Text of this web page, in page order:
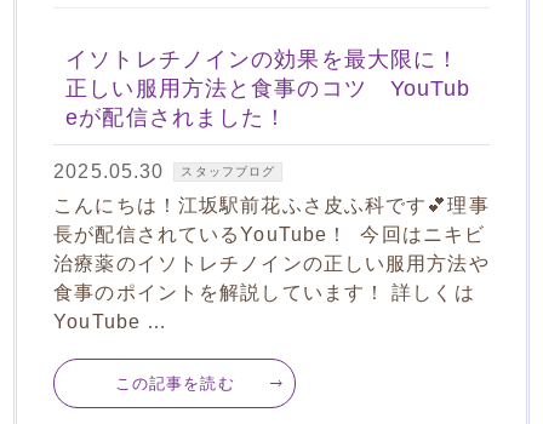
イソトレチノインの効果を最大限に！
正しい服用方法と食事のコツ YouTub
eが配信されました！
2025.05.30 スタッフブログ
こんにちは！江坂駅前花ふさ皮ふ科です💕理事
長が配信されているYouTube！ 今回はニキビ
治療薬のイソトレチノインの正しい服用方法や
食事のポイントを解説しています！ 詳しくは
YouTube …
この記事を読む